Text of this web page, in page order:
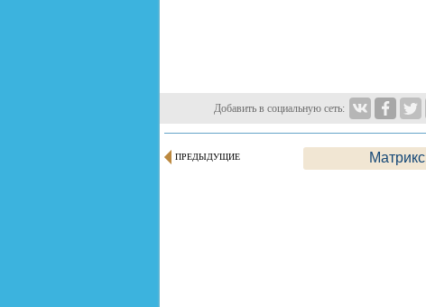
Добавить в социальную сеть:
ПРЕДЫДУЩИЕ